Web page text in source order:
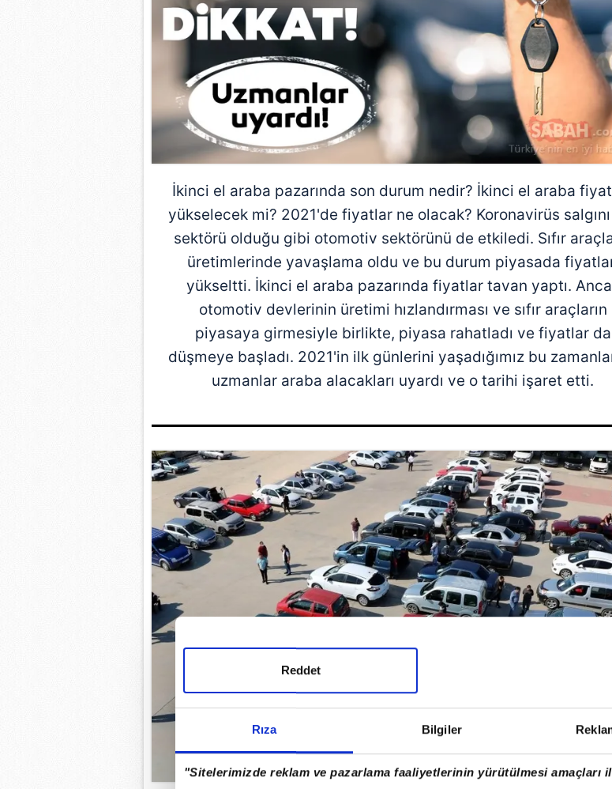
Rıza Bilgiler
"Sitelerimizde reklam ve pazarlama faaliyetlerinin yürütülmesi amaçları
Reddet
İkinci el araba pazarında son durum nedir? İkinci el araba
yükselecek mi? 2021'de fiyatlar ne olacak? Koronavirüs
sektörü olduğu gibi otomotiv sektörünü de etkiledi. Sıfır
üretimlerinde yavaşlama oldu ve bu durum piyasada
yükseltti. İkinci el araba pazarında fiyatlar tavan yaptı.
otomotiv devlerinin üretimi hızlandırması ve sıfır araçların
piyasaya girmesiyle birlikte, piyasa rahatladı ve fiyatlar da
düşmeye başladı. 2021'in ilk günlerini yaşadığımız bu
uzmanlar araba alacakları uyardı ve o tarihi işaret etti.